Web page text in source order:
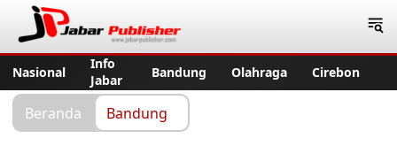
Nasional
Info
Jabar
Bandung Olahraga Cirebon
Beranda Bandung